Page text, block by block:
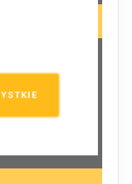
i autostrad
tablic